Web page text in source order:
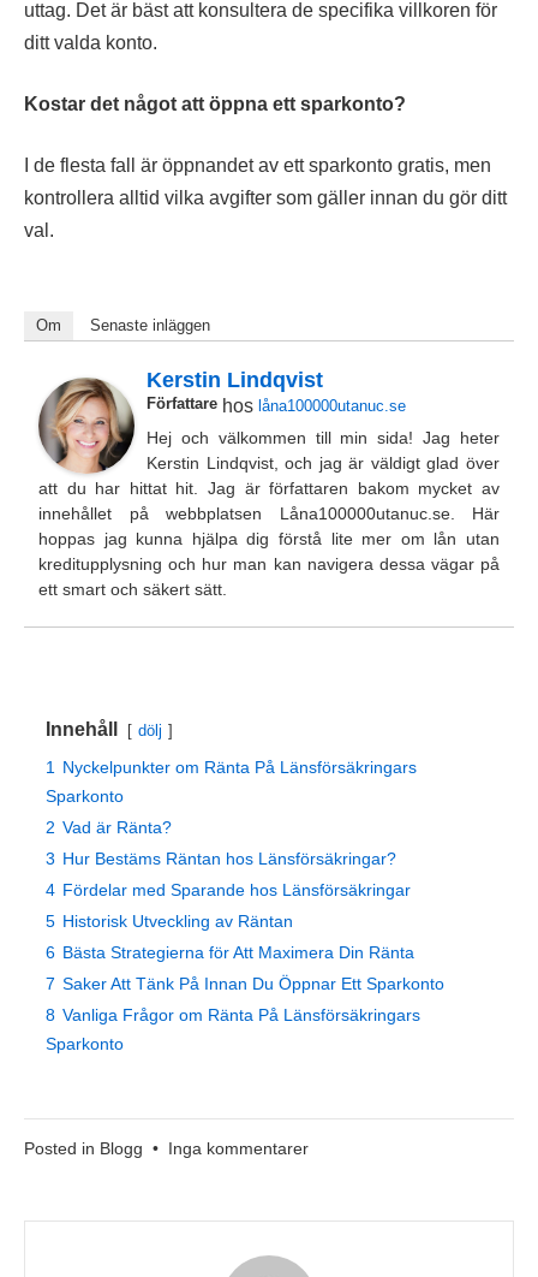
uttag. Det är bäst att konsultera de specifika villkoren för
ditt valda konto.
Kostar det något att öppna ett sparkonto?
I de flesta fall är öppnandet av ett sparkonto gratis, men
kontrollera alltid vilka avgifter som gäller innan du gör ditt
val.
Om Senaste inläggen
Kerstin Lindqvist
Författare hos låna100000utanuc.se
Hej och välkommen till min sida! Jag heter
Kerstin Lindqvist, och jag är väldigt glad över
att du har hittat hit. Jag är författaren bakom mycket av
innehållet på webbplatsen Låna100000utanuc.se. Här
hoppas jag kunna hjälpa dig förstå lite mer om lån utan
kreditupplysning och hur man kan navigera dessa vägar på
ett smart och säkert sätt.
Innehåll dölj
1
Nyckelpunkter om Ränta På Länsförsäkringars
Sparkonto
2 Vad är Ränta?
3 Hur Bestäms Räntan hos Länsförsäkringar?
4 Fördelar med Sparande hos Länsförsäkringar
5 Historisk Utveckling av Räntan
6 Bästa Strategierna för Att Maximera Din Ränta
7 Saker Att Tänk På Innan Du Öppnar Ett Sparkonto
8 Vanliga Frågor om Ränta På Länsförsäkringars
Sparkonto
Posted in Blogg • Inga kommentarertill